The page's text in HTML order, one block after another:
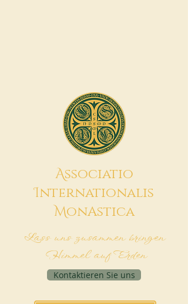
Associatio
Internationalis
MonAstica
Lass uns zusammen bringen
Himmel auf Erden
Kontaktieren Sie uns